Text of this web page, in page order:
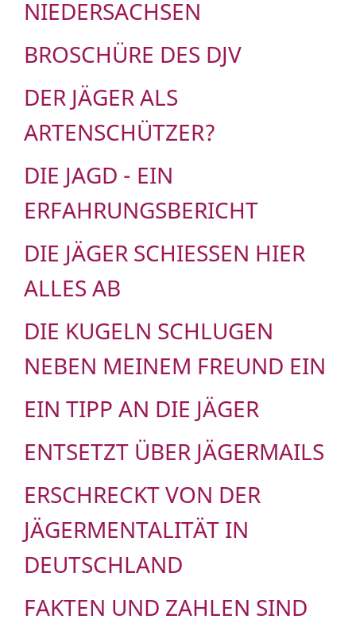
NIEDERSACHSEN
BROSCHÜRE DES DJV
DER JÄGER ALS
ARTENSCHÜTZER?
DIE JAGD - EIN
ERFAHRUNGSBERICHT
DIE JÄGER SCHIESSEN HIER A
LLES AB
DIE KUGELN SCHLUGEN
NEBEN MEINEM FREUND EIN
EIN TIPP AN DIE JÄGER
ENTSETZT ÜBER JÄGERMAILS
ERSCHRECKT VON DER
JÄGERMENTALITÄT IN
DEUTSCHLAND
FAKTEN UND ZAHLEN SIND